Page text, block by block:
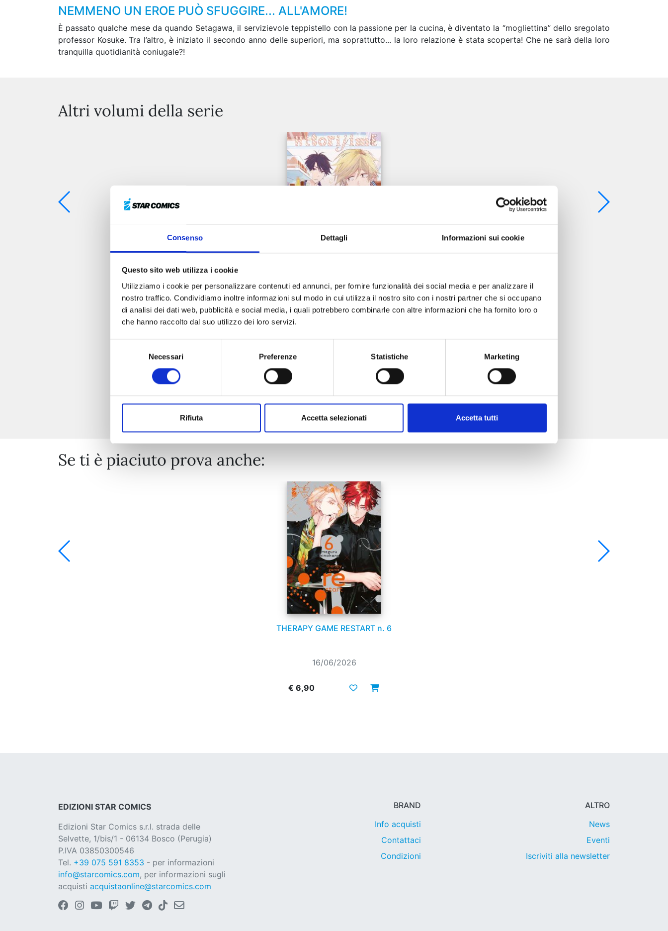
Consenso Dettagli Informazioni sui cookie
Questo sito web utilizza i cookie
Utilizziamo i cookie per personalizzare contenuti ed annunci, per fornire funzionalità dei social media e per analizzare il
nostro traffico. Condividiamo inoltre informazioni sul modo in cui utilizza il nostro sito con i nostri partner che si occupano
di analisi dei dati web, pubblicità e social media, i quali potrebbero combinarle con altre informazioni che ha fornito loro o
che hanno raccolto dal suo utilizzo dei loro servizi.
Necessari Preferenze Statistiche Marketing
Rifiuta Accetta selezionati Accetta tutti
NEMMENO UN EROE PUÒ SFUGGIRE... ALL'AMORE!
È passato qualche mese da quando Setagawa, il servizievole teppistello con la passione per la cucina, è diventato la “mogliettina” dello sregolato
professor Kosuke. Tra l’altro, è iniziato il secondo anno delle superiori, ma soprattutto... la loro relazione è stata scoperta! Che ne sarà della loro
tranquilla quotidianità coniugale?!
Altri volumi della serie
29/11/2023
€ 6,90
Mostra tutto
Se ti è piaciuto prova anche:
THERAPY GAME RESTART n. 6
16/06/2026
€ 6,90
EDIZIONI STAR COMICS
Edizioni Star Comics s.r.l. strada delle
Selvette, 1/bis/1 - 06134 Bosco (Perugia)
P.IVA 03850300546
Tel. +39 075 591 8353 - per informazioni
info@starcomics.com, per informazioni sugli
acquisti acquistaonline@starcomics.com
BRAND
Info acquisti
Contattaci
Condizioni
ALTRO
News
Eventi
Iscriviti alla newsletter